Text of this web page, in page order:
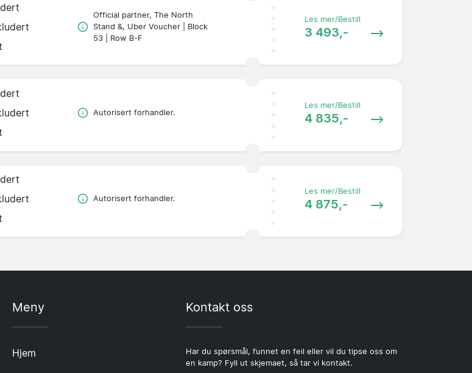
Official partner, The North
Stand &, Uber Voucher | Block
53 | Row B-F
Les mer/Bestill
3 493,-
Autorisert forhandler.
Les mer/Bestill
4 835,-
Autorisert forhandler.
Les mer/Bestill
4 875,-
Meny
Hjem
Kontakt oss
Har du spørsmål, funnet en feil eller vil du tipse oss om
en kamp? Fyll ut skjemaet, så tar vi kontakt.